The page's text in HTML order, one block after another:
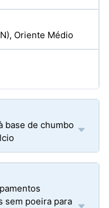
Oriente Médio
base de chumbo
sem poeira para